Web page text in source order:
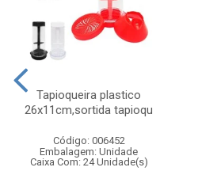
Tapioqueira plastico
26x11cm,sortida tapioqu
Código: 006452
Embalagem: Unidade
Caixa Com: 24 Unidade(s)